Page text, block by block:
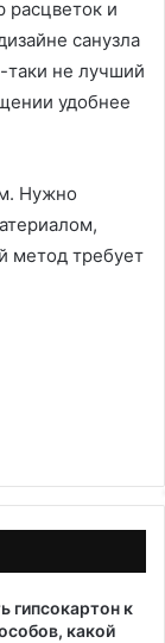
расцветок и
санузла
таки не лучший
удобнее
Нужно
метод требует
гипсокартон к
какой